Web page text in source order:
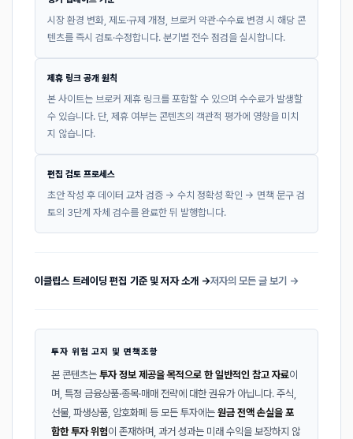
시장 환경 변화, 제도·규제 개정, 브로커 약관·수수료 변경 시 해당 콘
텐츠를 즉시 검토·수정합니다. 분기별 전수 점검을 실시합니다.
제휴 링크 공개 원칙
본 사이트는 브로커 제휴 링크를 포함할 수 있으며 수수료가 발생할
수 있습니다. 단, 제휴 여부는 콘텐츠의 객관적 평가에 영향을 미치
지 않습니다.
편집 검토 프로세스
초안 작성 후 데이터 교차 검증 → 수치 정확성 확인 → 면책 문구 검
토의 3단계 자체 검수를 완료한 뒤 발행합니다.
이클립스 트레이딩 편집 기준 및 저자 소개 →저자의 모든 글 보기 →
투자 위험 고지 및 면책조항
본 콘텐츠는 투자 정보 제공을 목적으로 한 일반적인 참고 자료이
며, 특정 금융상품·종목·매매 전략에 대한 권유가 아닙니다. 주식,
선물, 파생상품, 암호화폐 등 모든 투자에는 원금 전액 손실을 포
함한 투자 위험이 존재하며, 과거 성과는 미래 수익을 보장하지 않